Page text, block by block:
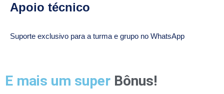
Apoio técnico
Suporte exclusivo para a turma e grupo no WhatsApp
E mais um super Bônus!